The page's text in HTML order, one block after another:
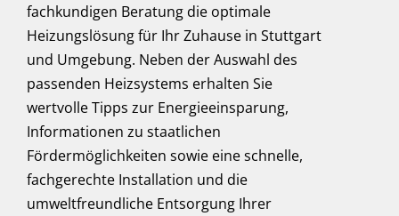
fachkundigen Beratung die optimale
Heizungslösung für Ihr Zuhause in Stuttgart
und Umgebung. Neben der Auswahl des
passenden Heizsystems erhalten Sie
wertvolle Tipps zur Energieeinsparung,
Informationen zu staatlichen
Fördermöglichkeiten sowie eine schnelle,
fachgerechte Installation und die
umweltfreundliche Entsorgung Ihrer